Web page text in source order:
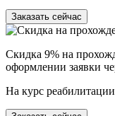
Заказать сейчас
Скидка 9% на
оформлении заявки
На курс